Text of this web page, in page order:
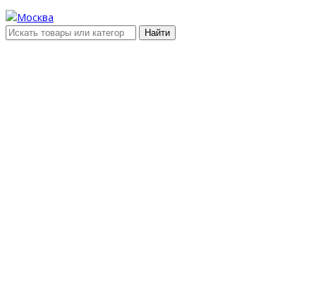
Найти